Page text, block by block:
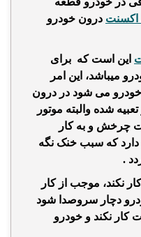
اکسنت درون خودرو
این است که برای
میباشد، این امر
می شود در درون
شده والبته موتور
چرخش و به کار
دارد که سبب خنک نگه
.
نکند، موجب از کار
دچار سروصدا شود
کار نکند و خودرو